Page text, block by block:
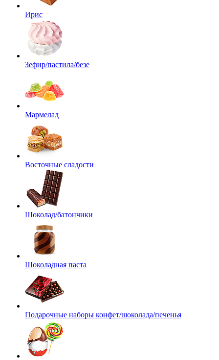
Ирис
Зефир/пастила/безе
Мармелад
Восточные сладости
Шоколад/батончики
Шоколадная паста
Подарочные наборы конфет/шоколада/печенья